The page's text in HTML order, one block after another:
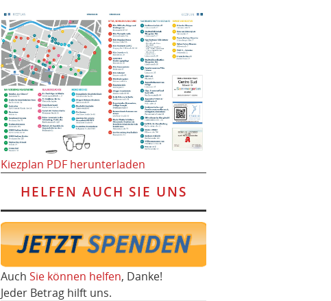
Kiezplan PDF herunterladen
HELFEN AUCH SIE UNS
Auch Sie können helfen, Danke!
Jeder Betrag hilft uns.